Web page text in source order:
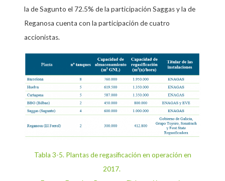
la de Sagunto el 72.5% de la participación Saggas y la de
Reganosa cuenta con la participación de cuatro
accionistas.
Tabla 3-5. Plantas de regasificación en operación en
2017.